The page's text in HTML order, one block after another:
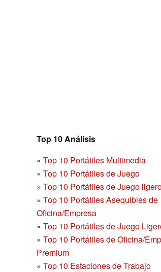
Top 10 Análisis
» Top 10 Portátiles Multimedia
» Top 10 Portátiles de Juego
» Top 10 Portátiles de Juego
» Top 10 Portátiles Asequibles de
Oficina/Empresa
» Top 10 Portátiles de Juego
» Top 10 Portátiles de Oficina/
Premium
» Top 10 Estaciones de Trabajo